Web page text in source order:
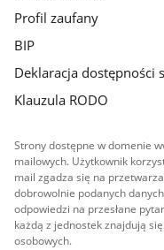
Profil zaufany
BIP
Deklaracja dostępności
Klauzula RODO
Strony dostępne w domenie
mailowych. Użytkownik
mail zgadza się na
dobrowolnie podanych
odpowiedzi na przesłane
każdą z jednostek znajdują
osobowych.